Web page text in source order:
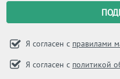
Я согласен с правилами
Я согласен с политикой